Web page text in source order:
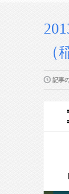
（
記事